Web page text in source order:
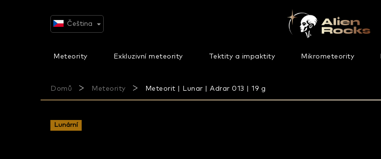
Čeština
Meteority Exkluzivní meteority Tektity a impaktity Mikrometeority
Domů Meteority Meteorit | Lunar | Adrar 013 | 19 g
Lunární